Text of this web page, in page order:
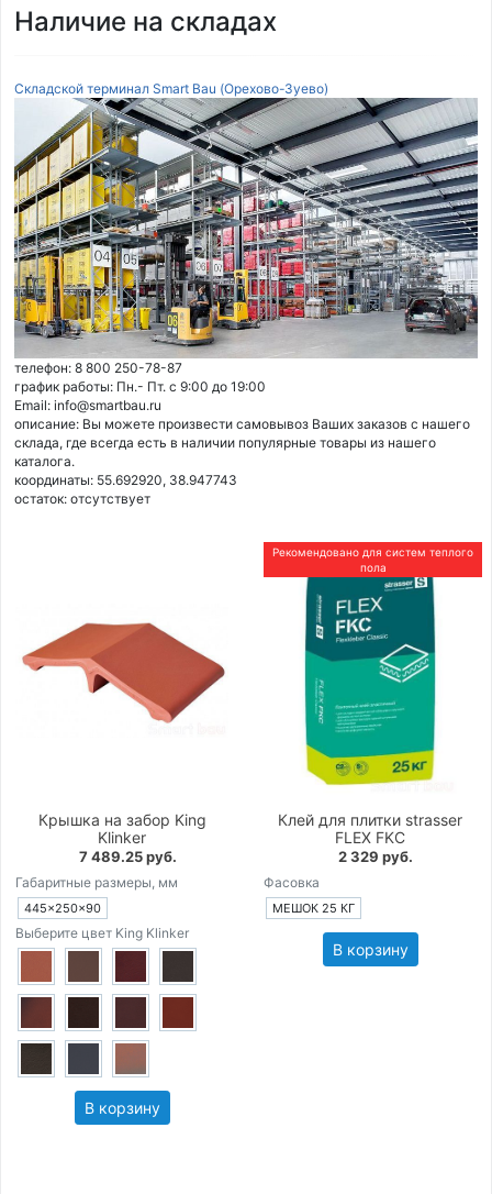
Наличие на складах
Складской терминал Smart Bau (Орехово-Зуево)
телефон: 8 800 250-78-87
график работы: Пн.- Пт. с 9:00 до 19:00
Email: info@smartbau.ru
описание: Вы можете произвести самовывоз Ваших заказов с нашего
склада, где всегда есть в наличии популярные товары из нашего
каталога.
координаты: 55.692920, 38.947743
остаток: отсутствует
Крышка на забор King
Klinker
7 489.25 руб.
Габаритные размеры, мм
445×250×90
Выберите цвет King Klinker
В корзину
Рекомендовано для систем теплого
пола
Клей для плитки strasser
FLEX FKC
2 329 руб.
Фасовка
МЕШОК 25 КГ
В корзину